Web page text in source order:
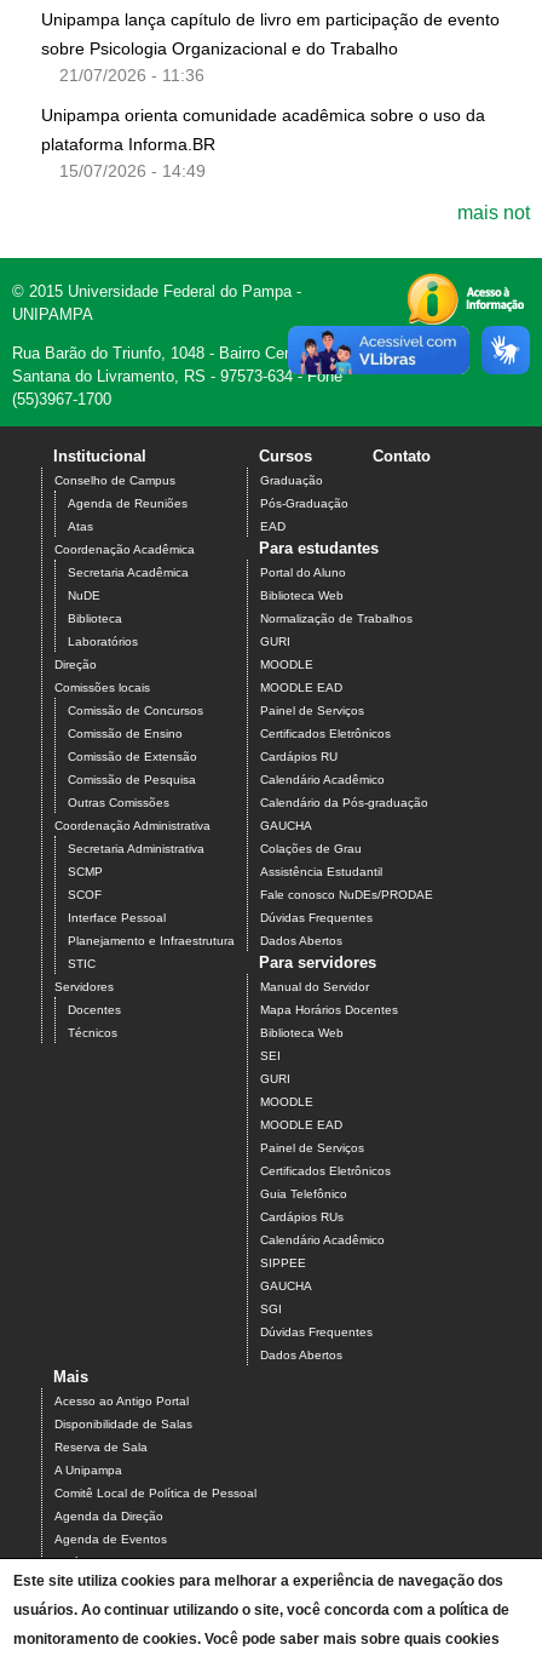
Unipampa lança capítulo de livro em participação de evento
sobre Psicologia Organizacional e do Trabalho
21/07/2026 - 11:36
Unipampa orienta comunidade acadêmica sobre o uso da
plataforma Informa.BR
15/07/2026 - 14:49
mais not
© 2015 Universidade Federal do Pampa -
UNIPAMPA
Rua Barão do Triunfo, 1048 - Bairro Centro -
Santana do Livramento, RS - 97573-634 - Fone
(55)3967-1700
Institucional
Conselho de Campus
Agenda de Reuniões
Atas
Coordenação Acadêmica
Secretaria Acadêmica
NuDE
Biblioteca
Laboratórios
Direção
Comissões locais
Comissão de Concursos
Comissão de Ensino
Comissão de Extensão
Comissão de Pesquisa
Outras Comissões
Coordenação Administrativa
Secretaria Administrativa
SCMP
SCOF
Interface Pessoal
Planejamento e Infraestrutura
STIC
Servidores
Docentes
Técnicos
Cursos
Graduação
Pós-Graduação
EAD
Contato
Para estudantes
Portal do Aluno
Biblioteca Web
Normalização de Trabalhos
GURI
MOODLE
MOODLE EAD
Painel de Serviços
Certificados Eletrônicos
Cardápios RU
Calendário Acadêmico
Calendário da Pós-graduação
GAUCHA
Colações de Grau
Assistência Estudantil
Fale conosco NuDEs/PRODAE
Dúvidas Frequentes
Dados Abertos
Para servidores
Manual do Servidor
Mapa Horários Docentes
Biblioteca Web
SEI
GURI
MOODLE
MOODLE EAD
Painel de Serviços
Certificados Eletrônicos
Guia Telefônico
Cardápios RUs
Calendário Acadêmico
SIPPEE
GAUCHA
SGI
Dúvidas Frequentes
Dados Abertos
Mais
Acesso ao Antigo Portal
Disponibilidade de Salas
Reserva de Sala
A Unipampa
Comitê Local de Política de Pessoal
Agenda da Direção
Agenda de Eventos
Estágios
Relatório de Gestão
Infraestrutura do Campus
Este site utiliza cookies para melhorar a experiência de navegação dos
usuários. Ao continuar utilizando o site, você concorda com a política de
monitoramento de cookies. Você pode saber mais sobre quais cookies